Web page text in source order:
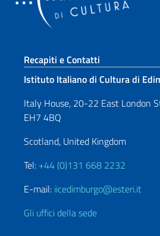
Sezione footer
Recapiti e Contatti
Istituto Italiano di Cultura di
Italy House, 20-22 East London
EH7 4BQ
Scotland, United Kingdom
Tel: +44 (0)131 668 2232
E-mail: iicedimburgo@esteri.it
Gli uffici della sede